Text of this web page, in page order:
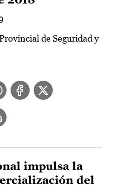
de Seguridad y
impulsa la
del